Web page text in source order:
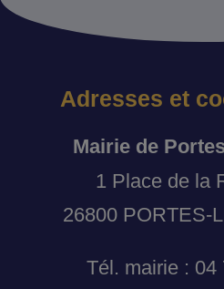
Adresses et
Mairie de
1 Place de la
26800 PORTES-
Tél. mairie : 04